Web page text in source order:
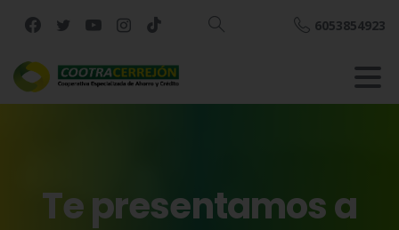
Buscar
6053854923
Tepresentamosa